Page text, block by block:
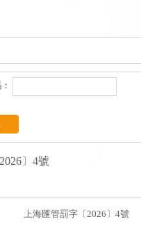
〕4號
上海匯管罰字〔2026〕4號